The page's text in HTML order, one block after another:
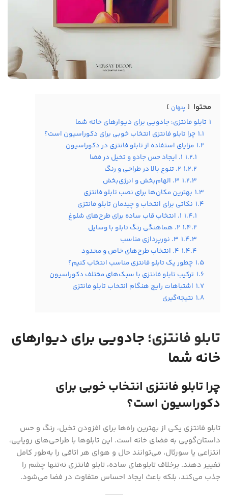
محتوا پنهان
1 تابلو فانتزی؛ جادویی برای دیوارهای خانه شما
1.1 چرا تابلو فانتزی انتخاب خوبی برای دکوراسیون است؟
1.2 مزایای استفاده از تابلو فانتزی در دکوراسیون
1.2.1 ۱. ایجاد حس جادو و تخیل در فضا
1.2.2 ۲. تنوع بالا در طراحی و رنگ
1.2.3 ۳. الهام‌بخش و انرژی‌بخش
1.3 بهترین مکان‌ها برای نصب تابلو فانتزی
1.4 نکاتی برای انتخاب و چیدمان تابلو فانتزی
1.4.1 ۱. انتخاب قاب ساده برای طرح‌های شلوغ
1.4.2 ۲. هماهنگی رنگ تابلو با وسایل
1.4.3 ۳. نورپردازی مناسب
1.4.4 ۴. انتخاب طرح‌های خاص و محدود
1.5 چطور یک تابلو فانتزی مناسب انتخاب کنیم؟
1.6 ترکیب تابلو فانتزی با سبک‌های مختلف دکوراسیون
1.7 اشتباهات رایج هنگام انتخاب تابلو فانتزی
1.8 نتیجه‌گیری
تابلو فانتزی؛ جادویی برای دیوارهای
خانه شما
چرا تابلو فانتزی انتخاب خوبی برای
دکوراسیون است؟
تابلو فانتزی یکی از بهترین راه‌ها برای افزودن تخیل، رنگ و حس
داستان‌گویی به فضای خانه است. این تابلوها با طراحی‌های رویایی،
انتزاعی یا سورئال، می‌توانند حال و هوای هر اتاقی را به‌طور کامل
تغییر دهند. برخلاف تابلوهای ساده، تابلو فانتزی نه‌تنها چشم را
جذب می‌کند، بلکه باعث ایجاد احساس متفاوت در فضا می‌شود.